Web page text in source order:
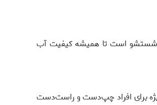
شستشو است تا همیشه کیفیت آب
برای افراد چپ‌دست و راست‌دست